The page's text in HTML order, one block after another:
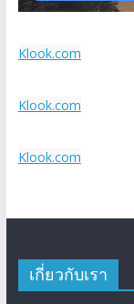
Klook.com
Klook.com
Klook.com
เกี่ยวกับเรา